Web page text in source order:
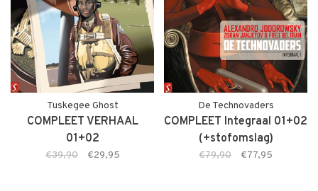
Tuskegee Ghost
COMPLEET VERHAAL
01+02
€39,90 €29,95
De Technovaders
COMPLEET Integraal 01+02
(+stofomslag)
€79,90 €77,95